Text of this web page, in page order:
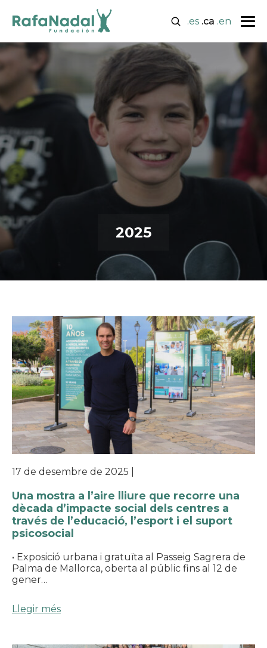
.es .ca .en
2025
17 de desembre de 2025
Una mostra a l’aire lliure que recorre una
dècada d’impacte social dels centres a
través de l’educació, l’esport i el suport
psicosocial
• Exposició urbana i gratuïta al Passeig Sagrera de
Palma de Mallorca, oberta al públic fins al 12 de
gener…
Llegir més